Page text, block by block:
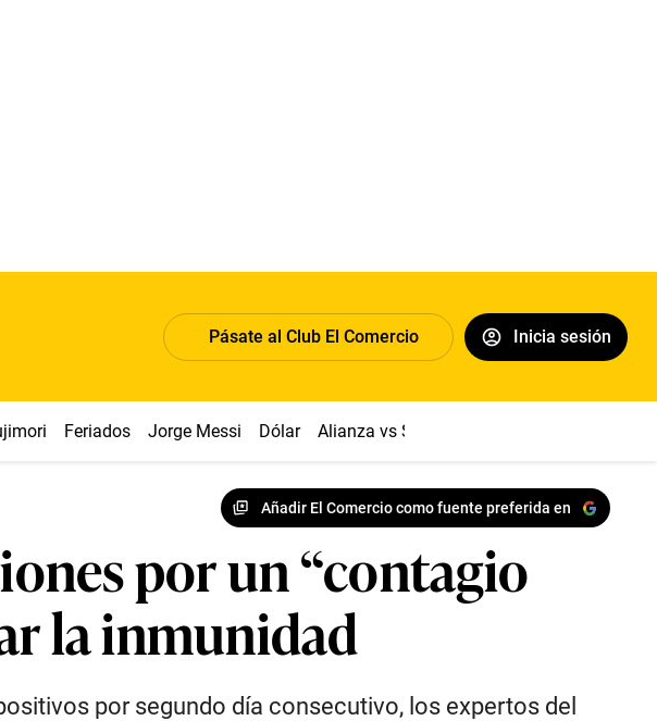
Pásate al Club El Comercio Inicia sesión
Feriados Jorge Messi Dólar Alianza vs Sport Boys
Añadir El Comercio como fuente preferida en
por un “contagio
la inmunidad
por segundo día consecutivo, los expertos del